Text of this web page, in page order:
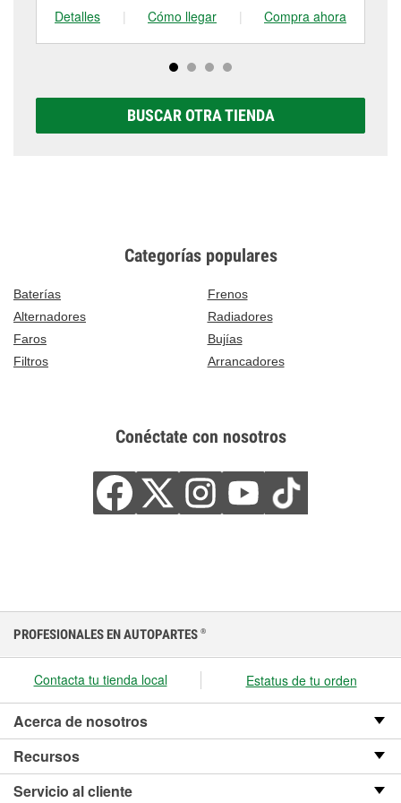
Detalles
| Cómo llegar | Compra ahora
BUSCAR OTRA TIENDA
Categorías populares
Baterías
Frenos
Alternadores
Radiadores
Faros
Bujías
Filtros
Arrancadores
Conéctate con nosotros
PROFESIONALES EN AUTOPARTES ®
Contacta tu tienda local Estatus de tu orden
Acerca de nosotros
Recursos
Servicio al cliente